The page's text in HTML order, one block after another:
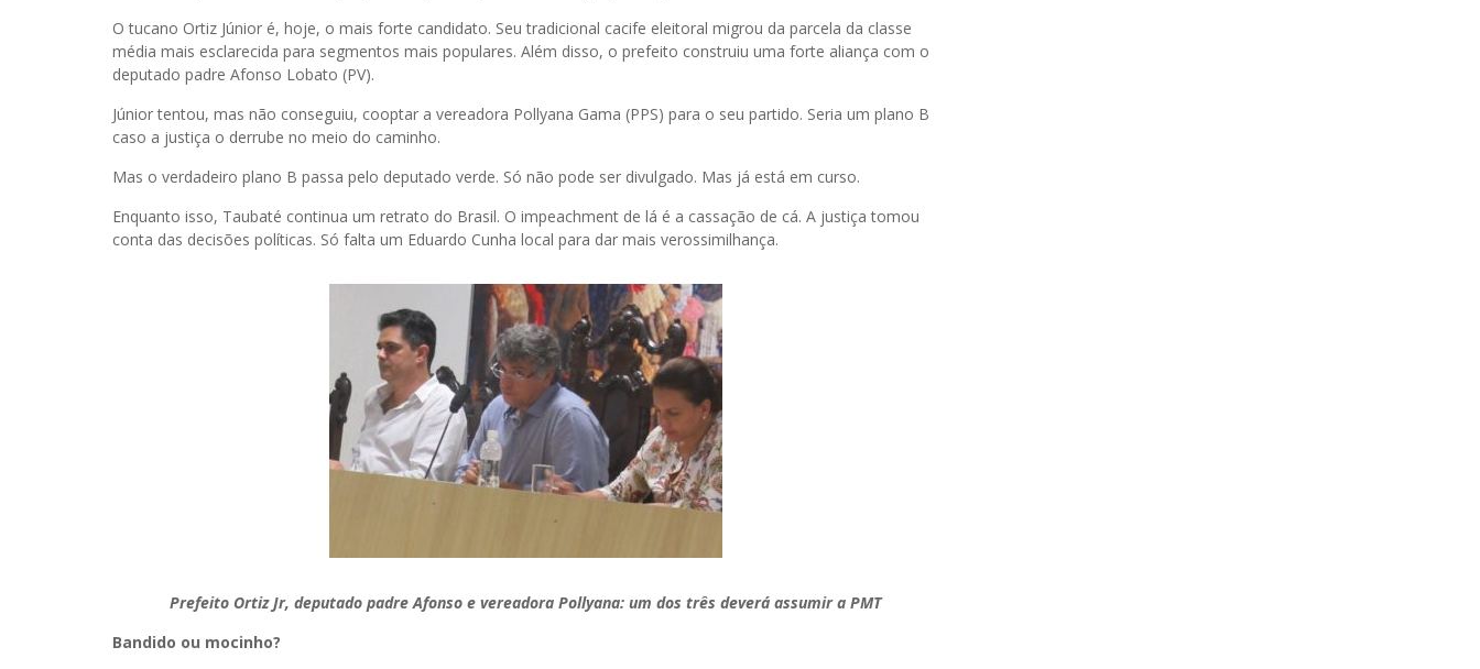
O tucano Ortiz Júnior é, hoje, o mais forte candidato. Seu tradicional cacife eleitoral migrou da parcela da classe
média mais esclarecida para segmentos mais populares. Além disso, o prefeito construiu uma forte aliança com o
deputado padre Afonso Lobato (PV).
Júnior tentou, mas não conseguiu, cooptar a vereadora Pollyana Gama (PPS) para o seu partido. Seria um plano B
caso a justiça o derrube no meio do caminho.
Mas o verdadeiro plano B passa pelo deputado verde. Só não pode ser divulgado. Mas já está em curso.
Enquanto isso, Taubaté continua um retrato do Brasil. O impeachment de lá é a cassação de cá. A justiça tomou
conta das decisões políticas. Só falta um Eduardo Cunha local para dar mais verossimilhança.
Prefeito Ortiz Jr, deputado padre Afonso e vereadora Pollyana: um dos três deverá assumir a PMT
Bandido ou mocinho?